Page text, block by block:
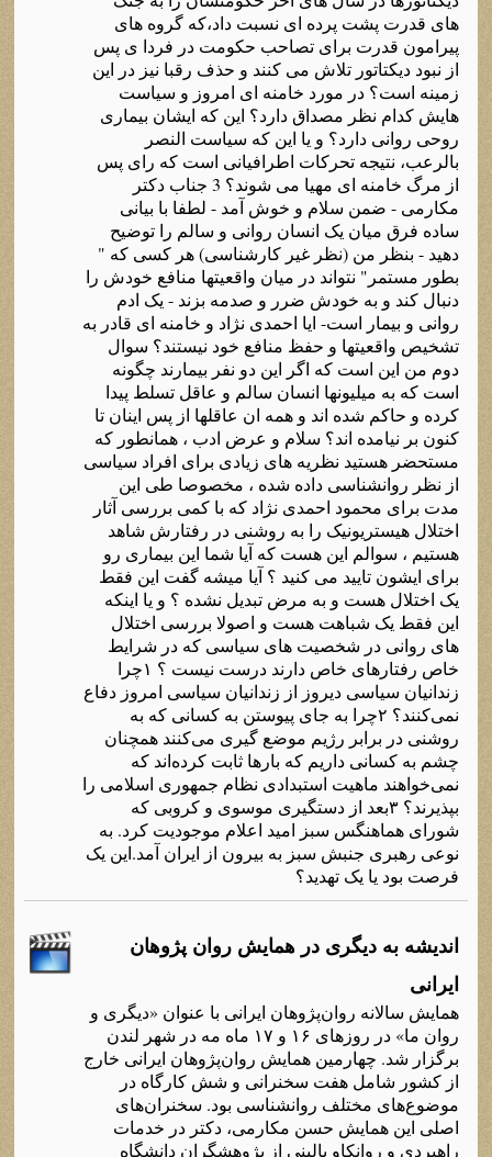
های قدرت پشت پرده ای نسبت داد،که گروه های
پیرامون قدرت برای تصاحب حکومت در فردا ی پس
از نبود دیکتاتور تلاش می کنند و حذف رقبا نیز در این
زمینه است؟ در مورد خامنه ای امروز و سیاست
هایش کدام نظر مصداق دارد؟ این که ایشان بیماری
روحی روانی دارد؟ و یا این که سیاست النصر
بالرعب، نتیجه تحرکات اطرافیانی است که رای پس
از مرگ خامنه ای مهیا می شوند؟ 3 جناب دکتر
مکارمی - ضمن سلام و خوش آمد - لطفا با بیانی
ساده فرق میان یک انسان روانی و سالم را توضیح
دهید - بنظر من (نظر غیر کارشناسی) هر کسی که "
بطور مستمر" نتواند در میان واقعیتها منافع خودش را
دنبال کند و به خودش ضرر و صدمه بزند - یک ادم
روانی و بیمار است- ایا احمدی نژاد و خامنه ای قادر به
تشخیص واقعیتها و حفظ منافع خود نیستند؟ سوال
دوم من این است که اگر این دو نفر بیمارند چگونه
است که به میلیونها انسان سالم و عاقل تسلط پیدا
کرده و حاکم شده اند و همه ان عاقلها از پس اینان تا
کنون بر نیامده اند؟ سلام و عرض ادب ، همانطور که
مستحضر هستید نظریه های زیادی برای افراد سیاسی
از نظر روانشناسی داده شده ، مخصوصا طی این
مدت برای محمود احمدی نژاد که با کمی بررسی آثار
اختلال هیستریونیک را به روشنی در رفتارش شاهد
هستیم ، سوالم این هست که آیا شما این بیماری رو
برای ایشون تایید می کنید ؟ آیا میشه گفت این فقط
یک اختلال هست و به مرض تبدیل نشده ؟ و یا اینکه
این فقط یک شباهت هست و اصولا بررسی اختلال
های روانی در شخصیت های سیاسی که در شرایط
خاص رفتارهای خاص دارند درست نیست ؟ ۱چرا
زندانیان سیاسی دیروز از زندانیان سیاسی امروز دفاع
نمی‌کنند؟ ۲چرا به جای پیوستن به کسانی که به
روشنی در برابر رژیم موضع گیری می‌کنند همچنان
چشم به کسانی داریم که بارها ثابت کرده‌اند که
نمی‌خواهند ماهیت استبدادی نظام جمهوری اسلامی را
بپذیرند؟ ۳بعد از دستگیری موسوی و کروبی که
شورای هماهنگس سبز امید اعلام موجودیت کرد. به
نوعی رهبری جنبش سبز به بیرون از ایران آمد.این یک
فرصت بود یا یک تهدید؟
اندیشه به دیگری در همایش روان پژوهان
ایرانی
همایش سالانه روان‌پژوهان ایرانی با عنوان «دیگری و
روان ما» در روزهای ۱۶ و ۱۷ ماه مه در شهر لندن
برگزار شد. چهارمین همایش روان‌پژوهان ایرانی خارج
از کشور شامل هفت سخنرانی و شش کارگاه در
موضوع‌های مختلف روانشناسی بود. سخنران‌های
اصلی این همایش حسن مکارمی، دکتر در خدمات
راهبردی و روانکاو بالینی‌ از پژوهشگران دانشگاه